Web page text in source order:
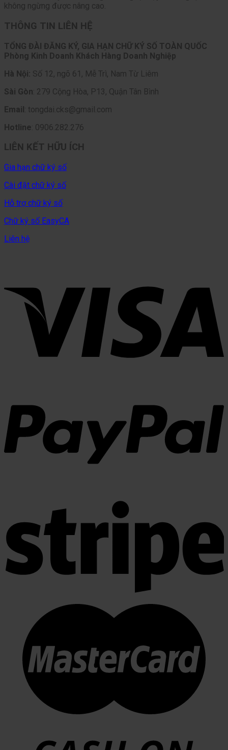
không ngừng được nâng cao.
THÔNG TIN LIÊN HỆ
TỔNG ĐÀI ĐĂNG KÝ, GIA HẠN CHỮ KÝ SỐ TOÀN QUỐC
Phòng Kinh Doanh Khách Hàng Doanh Nghiệp
Hà Nội: Số 12, ngõ 61, Mễ Trì, Nam Từ Liêm
Sài Gòn: 279 Cộng Hòa, P13, Quận Tân Bình
Email: tongdai.cks@gmail.com
Hotline: 0906.282.276
LIÊN KẾT HỮU ÍCH
Gia hạn chữ ký số
Cài đặt chữ ký số
Hỗ trợ chữ ký số
Chữ ký số EasyCA
Liên hệ